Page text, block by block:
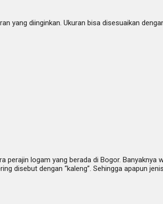
yang diinginkan. Ukuran bisa disesuaikan
perajin logam yang berada di Bogor. Banyaknya
disebut dengan “kaleng”. Sehingga apapun